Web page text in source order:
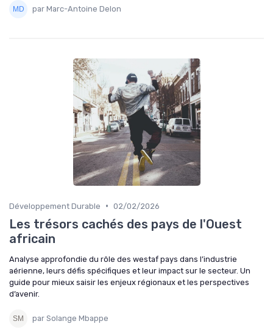
par Marc-Antoine Delon
Développement Durable • 02/02/2026
Les trésors cachés des pays de l'Ouest
africain
Analyse approfondie du rôle des westaf pays dans l’industrie
aérienne, leurs défis spécifiques et leur impact sur le secteur. Un
guide pour mieux saisir les enjeux régionaux et les perspectives
d’avenir.
par Solange Mbappe